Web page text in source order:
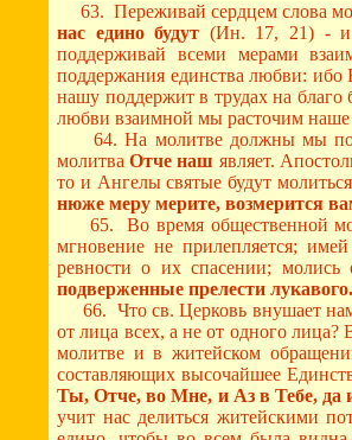
63. Переживай сердцем слова
нас едино будут (Ин. 17, 21) - и
поддерживай всеми мерами
поддержания единства любви:
нашу поддержит в трудах на благо
любви взаимной мы расточим
64. На молитве должны мы
молитваОтче наш являет.
то и Ангелы святые будут
нюже меру мерите, возмерится
65. Во время общественной
мгновение не прилепляется;
ревности о их спасении;
подверженные прелести лукавого.
66. Что св. Церковь внушает
от лица всех, а не от одного
молитве и в житейском
составляющих высочайшее
Ты, Отче, во Мне, и Аз в Тебе, да
учит нас делиться житейскими